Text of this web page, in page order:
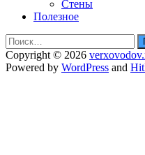
Стены
Полезное
Найти:
Copyright © 2026
Powered by WordPress and